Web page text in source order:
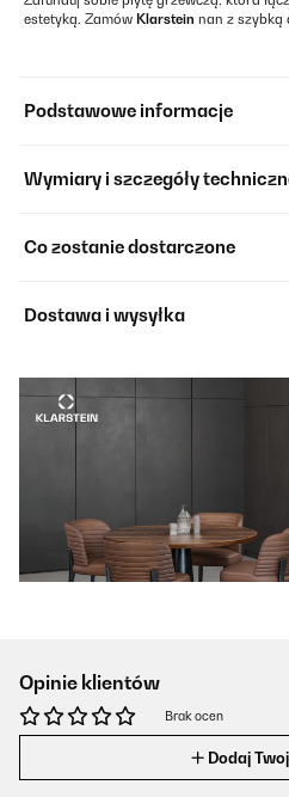
estetyką. Zamów Klarstein nan z szybką
Podstawowe informacje
Wymiary i szczegóły
Co zostanie dostarczone
Dostawa i wysyłka
Opinie klientów
Brak ocen
Dodaj